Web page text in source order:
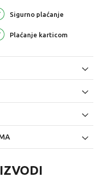
Sigurno plaćanje
Plaćanje karticom